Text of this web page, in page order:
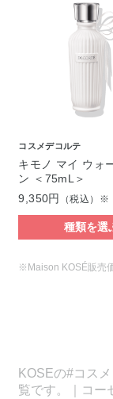
コスメデコルテ
キモノ マイ ウォ
ン ＜75mL＞
9,350円
（税込）※
種類を選
※Maison KOSÉ販売
KOSEの#コス
覧です。｜コー